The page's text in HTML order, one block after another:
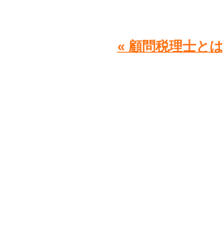
« 顧問税理士とは